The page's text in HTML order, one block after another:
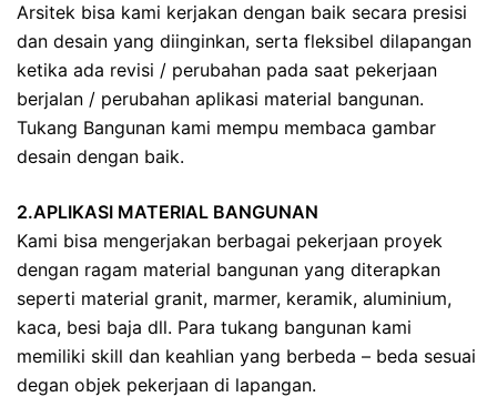
Arsitek bisa kami kerjakan dengan baik secara presisi
dan desain yang diinginkan, serta fleksibel dilapangan
ketika ada revisi / perubahan pada saat pekerjaan
berjalan / perubahan aplikasi material bangunan.
Tukang Bangunan kami mempu membaca gambar
desain dengan baik.
2.APLIKASI MATERIAL BANGUNAN
Kami bisa mengerjakan berbagai pekerjaan proyek
dengan ragam material bangunan yang diterapkan
seperti material granit, marmer, keramik, aluminium,
kaca, besi baja dll. Para tukang bangunan kami
memiliki skill dan keahlian yang berbeda – beda sesuai
degan objek pekerjaan di lapangan.